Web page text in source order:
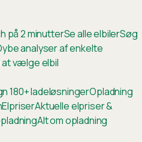
på 2 minutterSe alle elbilerSøg
analyser af enkelte
at vælge elbil
180+ ladeløsningerOpladning
ElpriserAktuelle elpriser &
Alt om opladning